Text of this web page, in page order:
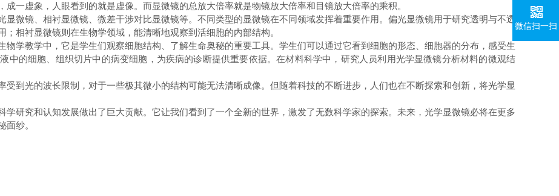
一虚象，人眼看到的就是虚像。而显微镜的总放大倍率就是物镜放大倍率和目镜放大倍率的乘积。
镜、相衬显微镜、微差干涉对比显微镜等。不同类型的显微镜在不同领域发挥着重要作用。偏光显微镜用于研究透明与不透
相衬显微镜则在生物学领域，能清晰地观察到活细胞的内部结构。
教学中，它是学生们观察细胞结构、了解生命奥秘的重要工具。学生们可以通过它看到细胞的形态、细胞器的分布，感受生
中的细胞、组织切片中的病变细胞，为疾病的诊断提供重要依据。在材料科学中，研究人员利用光学显微镜分析材料的微观结
光的波长限制，对于一些极其微小的结构可能无法清晰成像。但随着科技的不断进步，人们也在不断探索和创新，将光学显
究和认知发展做出了巨大贡献。它让我们看到了一个全新的世界，激发了无数科学家的探索。未来，光学显微镜必将在更多
纱。
微信扫一扫